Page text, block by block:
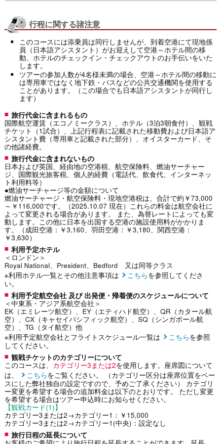
行程に関する諸注意
このコースには添乗員は同行しませんが、到着空港にて現地係
員（日本語アシスタント）がお迎えして空港～ホテル間の移
動、ホテルのチェックイン・チェックアウトのお手伝いをいた
します。
ツアーの参加人数が4名様未満の場合、空港～ホテル間の移動に
は専用車ではなく地下鉄・バスなどの公共交通機関を使用する
ことがあります。（この場合でも日本語アシスタントが同行し
ます）
旅行代金に含まれるもの
国際航空運賃（エコノミークラス）、ホテル（3泊3朝食付）、観戦
チケット（1試合）、上記行程表に記載された移動費および日本語ア
シスタント費（専用車と記載された部分）、オイスターカード、そ
の他諸経費。
旅行代金に含まれないもの
日本および英国、経由地の空港税、航空保険料、燃油サーチャー
ジ、国際観光旅客税、個人的経費（電話代、飲食代、インターネッ
ト利用料等）
●燃油サーチャージ等の金額について
燃油サーチャージ・航空保険料・現地空港税は、合計で約￥73,000
～￥116,000です。（2025.10.07 現在）これらの料金は航空会社に
よって変更される場合があります。 また、為替レートによっても変
動します。この他に日本を出国する空港の施設使用料がかかりま
す。（成田空港：￥3,160、羽田空港：￥3,180、関西空港：
￥3,630）
利用予定ホテル
＜ロンドン＞
Royal National、President、Bedford 又は同等クラス
※利用ホテル一覧とその他注意事項は
こちらを参照してくださ
い。
利用予定航空会社 及び 出発便・帰着便のスケジュールについて
＜中東系・アジア系航空会社＞
EK（エミレーツ航空）、EY（エティハド航空）、QR（カタール航
空）、CX（キャセイパシフィック航空）、SQ（シンガポール航
空）、TG（タイ航空）他
※利用予定航空会社とフライトスケジュール一覧は
こちらを参照
してください。
観戦チケットのカテゴリーについて
このコースは、 カテゴリー3または2を使用します。座席図について
は、
こちらをご覧ください。 （カテゴリー区分は座席位置をベー
スにした弊社独自の設定ですので、予めご了承ください） カテゴリ
ー変更を希望する場合の追加料金は以下のとおりです。 ただし変更
を希望する場合はツアー申込時にお知らせください。
【観戦カード(1)】
カテゴリー3または2→カテゴリー1：￥15,000
カテゴリー3または2→カテゴリー1(中央)：設定なし
旅行日程の延長について